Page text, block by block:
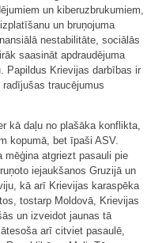
un kiberuzbrukumiem,
un bruņojuma
nestabilitāte, sociālās
saasināt apdraudējuma
Papildus Krievijas darbības ir
traucējumus
kā daļu no plašāka konflikta,
kopumā, bet īpaši ASV.
mēģina atgriezt pasauli pie
iejaukšanos Gruzijā un
kā arī Krievijas karaspēka
tostarp Moldovā, Krievijas
un izveidot jaunas tā
arī citviet pasaulē,